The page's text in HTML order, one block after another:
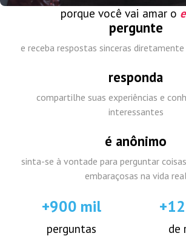
porque você vai amar o
pergunte
e receba respostas sinceras
responda
compartilhe suas experiências e
interessantes
é anônimo
sinta-se à vontade para perguntar
embaraçosas na vida
+900 mil
perguntas de